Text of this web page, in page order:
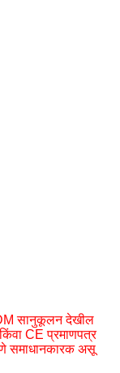
सानुकूलन देखील
CE प्रमाणपत्र
समाधानकारक असू